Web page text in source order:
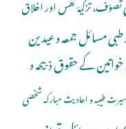
تصوّف، تزکیۂ نفس اور اخلاق
طبی مسائلجمعہ و عیدین
خواتین کے حقوقذبیحہ و
سیرت طیبہ و احادیث مبارکہشخصی